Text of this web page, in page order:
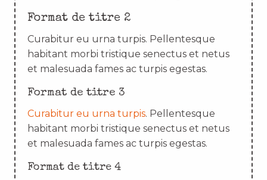
Format de titre 2
Curabitur eu urna turpis. Pellentesque
habitant morbi tristique senectus et netus
et malesuada fames ac turpis egestas.
Format de titre 3
Curabitur eu urna turpis. Pellentesque
habitant morbi tristique senectus et netus
et malesuada fames ac turpis egestas.
Format de titre 4